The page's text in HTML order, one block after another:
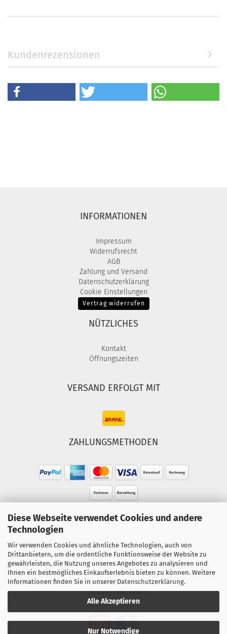
Diese Webseite verwendet Cookies und andere
Technologien
Wir verwenden Cookies und ähnliche Technologien, auch von
Drittanbietern, um die ordentliche Funktionsweise der Website zu
gewährleisten, die Nutzung unseres Angebotes zu analysieren und
Ihnen ein bestmögliches Einkaufserlebnis bieten zu können. Weitere
Informationen finden Sie in unserer Datenschutzerklärung.
Alle Akzeptieren
Nur Notwendige
Kundenrezensionen
INFORMATIONEN
Impressum
Widerrufsrecht
AGB
Zahlung und Versand
Datenschutzerklärung
Cookie Einstellungen
Vertrag widerrufen
NÜTZLICHES
Kontakt
Öffnungszeiten
VERSAND ERFOLGT MIT
ZAHLUNGSMETHODEN
HOTLINE
Tel.: 02303-490093
Mo.-Fr. 10:00 - 18:00 Uhr
Sa. 10:00 - 15:00 Uhr
FOLGEN SIE UNS